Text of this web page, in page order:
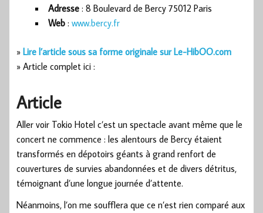
Adresse : 8 Boulevard de Bercy 75012 Paris
Web : www.bercy.fr
» Lire l’article sous sa forme originale sur Le-HibOO.com
» Article complet ici :
Article
Aller voir Tokio Hotel c’est un spectacle avant même que le
concert ne commence : les alentours de Bercy étaient
transformés en dépotoirs géants à grand renfort de
couvertures de survies abandonnées et de divers détritus,
témoignant d’une longue journée d’attente.
Néanmoins, l’on me soufflera que ce n’est rien comparé aux